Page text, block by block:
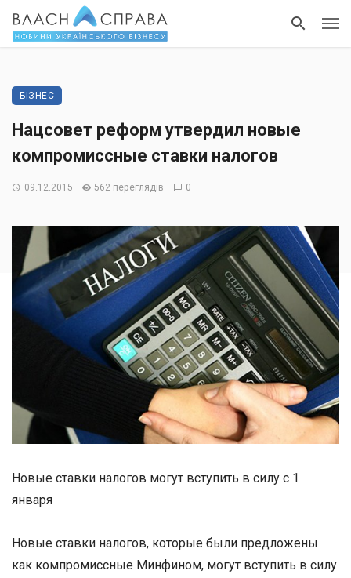
БІЗНЕС
Нацсовет реформ утвердил новые
компромиссные ставки налогов
09.12.2015 562 переглядів 0
Новые ставки налогов могут вступить в силу с 1
января
Новые ставки налогов, которые были предложены
как компромиссные Минфином, могут вступить в силу